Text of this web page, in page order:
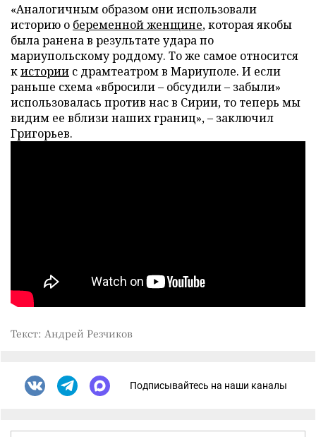
«Аналогичным образом они использовали
историю о беременной женщине, которая якобы
была ранена в результате удара по
мариупольскому роддому. То же самое относится
кистории с драмтеатром в Мариуполе. И если
раньше схема «вбросили – обсудили – забыли»
использовалась против нас в Сирии, то теперь мы
видим ее вблизи наших границ», – заключил
Григорьев.
Текст: Андрей Резчиков
Подписывайтесь на наши каналы